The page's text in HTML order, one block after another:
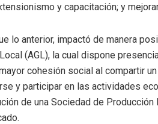
y capacitación; y
lo anterior, impactó de manera
(AGL), la cual dispone
cohesión social al compartir
y participar en las actividades
de una Sociedad de Producción